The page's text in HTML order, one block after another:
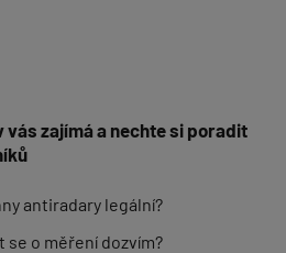
vás zajímá a nechte si poradit
antiradary legální?
se o měření dozvím?